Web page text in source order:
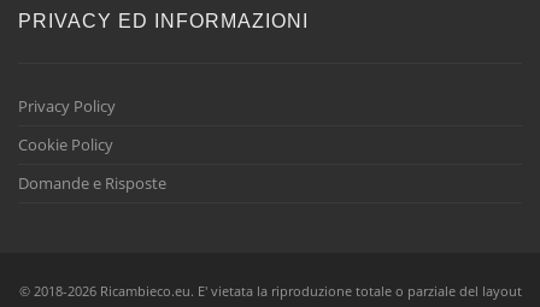
PRIVACY ED INFORMAZIONI
Privacy Policy
Cookie Policy
Domande e Risposte
© 2018-2026 Ricambieco.eu. E' vietata la riproduzione totale o parziale del layout